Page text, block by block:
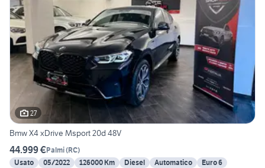
27
Bmw X4 xDrive Msport 20d 48V
44.999 €Palmi(RC)
Usato
05/2022 126000 Km Diesel Automatico
Euro 6